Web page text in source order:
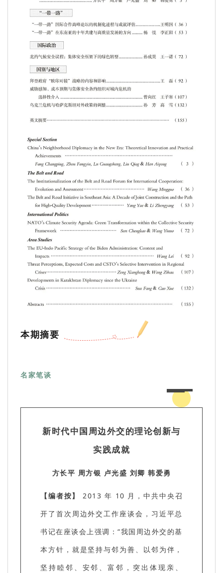
本期摘要
名家笔谈
新时代中国周边外交的理论创新与
实践成就
方长平 周方银 卢光盛 刘卿 韩爱勇
【编者按】
2013 年 10 月，中共中央召
开了首次周边外交工作座谈会，习近平总
书记在座谈会上强调：“我国周边外交的基
本方针，就是坚持与邻为善、以邻为伴，
坚持睦邻、安邻、富邻，突出体现亲、